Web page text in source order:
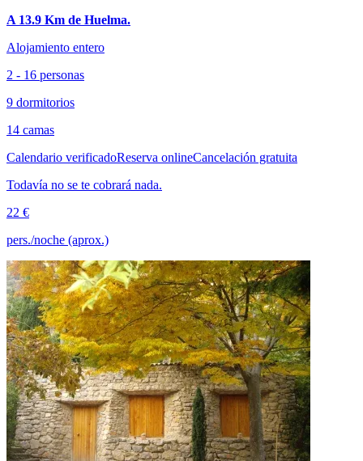
A 13.9 Km de Huelma.
Alojamiento entero
2 - 16 personas
9 dormitorios
14 camas
Calendario verificadoReserva onlineCancelación gratuita
Todavía no se te cobrará nada.
22 €
pers./noche (aprox.)